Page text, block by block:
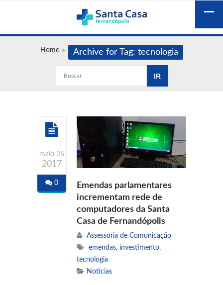
Home Archive for Tag: tecnologia
maio 26
2017
0
Emendas parlamentares
incrementam rede de
computadores da Santa
Casa de Fernandópolis
Assessoria de Comunicação
emendas, investimento,
tecnologia
Notícias